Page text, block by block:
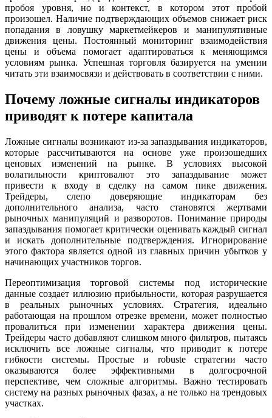
пробоя уровня, но и контекст, в котором этот пробой
произошел. Наличие подтверждающих объемов снижает риск
попадания в ловушку маркетмейкеров и манипулятивные
движения цены. Постоянный мониторинг взаимодействия
цены и объема помогает адаптироваться к меняющимся
условиям рынка. Успешная торговля базируется на умении
читать эти взаимосвязи и действовать в соответствии с ними.
Почему ложные сигналы индикаторов
приводят к потере капитала
Ложные сигналы возникают из-за запаздывания индикаторов,
которые рассчитываются на основе уже произошедших
ценовых изменений на рынке. В условиях высокой
волатильности криптовалют это запаздывание может
привести к входу в сделку на самом пике движения.
Трейдеры, слепо доверяющие индикаторам без
дополнительного анализа, часто становятся жертвами
рыночных манипуляций и разворотов. Понимание природы
запаздывания помогает критически оценивать каждый сигнал
и искать дополнительные подтверждения. Игнорирование
этого фактора является одной из главных причин убытков у
начинающих участников торгов.
Переоптимизация торговой системы под исторические
данные создает иллюзию прибыльности, которая разрушается
в реальных рыночных условиях. Стратегия, идеально
работающая на прошлом отрезке времени, может полностью
провалиться при изменении характера движения цены.
Трейдеры часто добавляют слишком много фильтров, пытаясь
исключить все ложные сигналы, что приводит к потере
гибкости системы. Простые и robuste стратегии часто
оказываются более эффективными в долгосрочной
перспективе, чем сложные алгоритмы. Важно тестировать
систему на разных рыночных фазах, а не только на трендовых
участках.